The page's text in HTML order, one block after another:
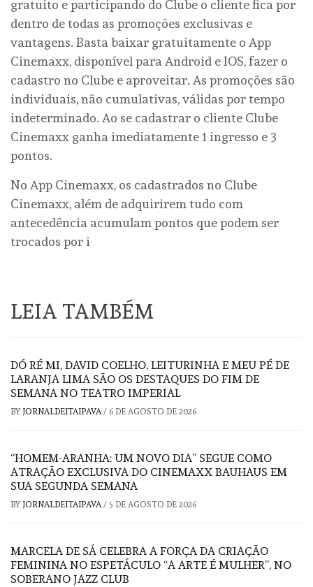
gratuito e participando do Clube o cliente fica por
dentro de todas as promoções exclusivas e
vantagens. Basta baixar gratuitamente o App
Cinemaxx, disponível para Android e IOS, fazer o
cadastro no Clube e aproveitar. As promoções são
individuais, não cumulativas, válidas por tempo
indeterminado. Ao se cadastrar o cliente Clube
Cinemaxx ganha imediatamente 1 ingresso e 3
pontos.
No App Cinemaxx, os cadastrados no Clube
Cinemaxx, além de adquirirem tudo com
antecedência acumulam pontos que podem ser
trocados por i
LEIA TAMBÉM
DÓ RÉ MI, DAVID COELHO, LEITURINHA E MEU PÉ DE
LARANJA LIMA SÃO OS DESTAQUES DO FIM DE
SEMANA NO TEATRO IMPERIAL
BY JORNALDEITAIPAVA/ 6 DE AGOSTO DE 2026
“HOMEM-ARANHA: UM NOVO DIA” SEGUE COMO
ATRAÇÃO EXCLUSIVA DO CINEMAXX BAUHAUS EM
SUA SEGUNDA SEMANA
BY JORNALDEITAIPAVA/ 5 DE AGOSTO DE 2026
MARCELA DE SÁ CELEBRA A FORÇA DA CRIAÇÃO
FEMININA NO ESPETÁCULO “A ARTE É MULHER”, NO
SOBERANO JAZZ CLUB